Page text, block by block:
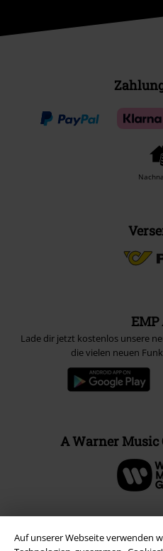
Auf unserer Webseite verwenden
Lade dir jetzt kostenlos unsere
die vielen neuen
A Warner Music